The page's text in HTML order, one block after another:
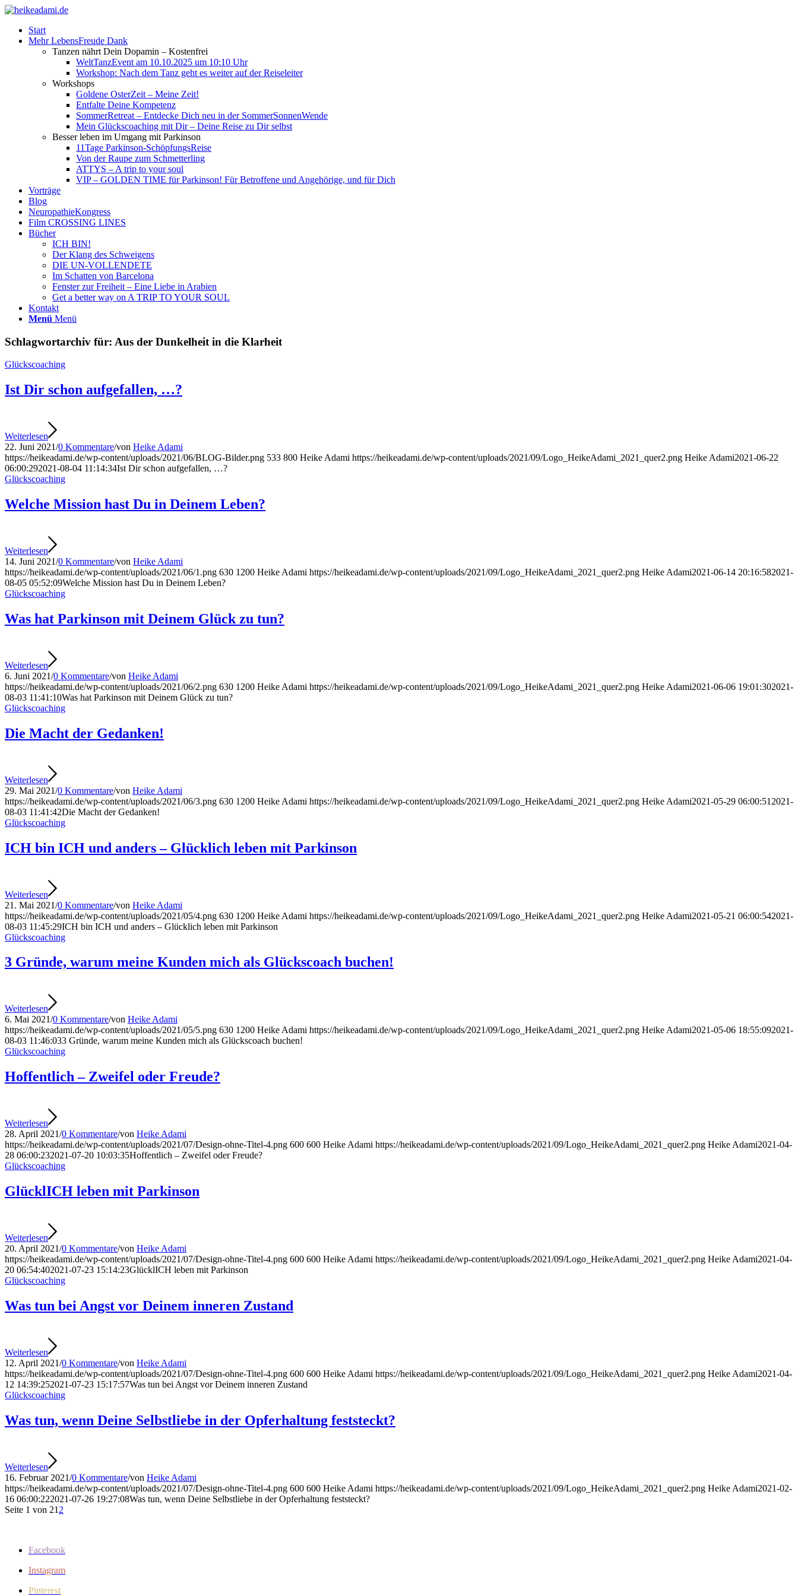
Start
Mehr LebensFreude Dank
Tanzen nährt Dein Dopamin – Kostenfrei
WeltTanzEvent am 10.10.2025 um 10:10 Uhr
Workshop: Nach dem Tanz geht es weiter auf der Reiseleiter
Workshops
Goldene OsterZeit – Meine Zeit!
Entfalte Deine Kompetenz
SommerRetreat – Entdecke Dich neu in der SommerSonnenWende
Mein Glückscoaching mit Dir – Deine Reise zu Dir selbst
Besser leben im Umgang mit Parkinson
11Tage Parkinson-SchöpfungsReise
Von der Raupe zum Schmetterling
ATTYS – A trip to your soul
VIP – GOLDEN TIME für Parkinson! Für Betroffene und Angehörige, und für Dich
Vorträge
Blog
NeuropathieKongress
Film CROSSING LINES
Bücher
ICH BIN!
Der Klang des Schweigens
DIE UN-VOLLENDETE
Im Schatten von Barcelona
Fenster zur Freiheit – Eine Liebe in Arabien
Get a better way on A TRIP TO YOUR SOUL
Kontakt
Menü Menü
Schlagwortarchiv für: Aus der Dunkelheit in die Klarheit
Glückscoaching
Ist Dir schon aufgefallen, …?
Weiterlesen
22. Juni 2021/0 Kommentare/von Heike Adami
https://heikeadami.de/wp-content/uploads/2021/06/BLOG-Bilder.png 533 800 Heike Adami https://heikeadami.de/wp-content/uploads/2021/09/Logo_HeikeAdami_2021_quer2.png Heike Adami2021-06-22
06:00:292021-08-04 11:14:34Ist Dir schon aufgefallen, …?
Glückscoaching
Welche Mission hast Du in Deinem Leben?
Weiterlesen
14. Juni 2021/0 Kommentare/von Heike Adami
https://heikeadami.de/wp-content/uploads/2021/06/1.png 630 1200 Heike Adami https://heikeadami.de/wp-content/uploads/2021/09/Logo_HeikeAdami_2021_quer2.png Heike Adami2021-06-14 20:16:582021-
08-05 05:52:09Welche Mission hast Du in Deinem Leben?
Glückscoaching
Was hat Parkinson mit Deinem Glück zu tun?
Weiterlesen
6. Juni 2021/0 Kommentare/von Heike Adami
https://heikeadami.de/wp-content/uploads/2021/06/2.png 630 1200 Heike Adami https://heikeadami.de/wp-content/uploads/2021/09/Logo_HeikeAdami_2021_quer2.png Heike Adami2021-06-06 19:01:302021-
08-03 11:41:10Was hat Parkinson mit Deinem Glück zu tun?
Glückscoaching
Die Macht der Gedanken!
Weiterlesen
29. Mai 2021/0 Kommentare/von Heike Adami
https://heikeadami.de/wp-content/uploads/2021/06/3.png 630 1200 Heike Adami https://heikeadami.de/wp-content/uploads/2021/09/Logo_HeikeAdami_2021_quer2.png Heike Adami2021-05-29 06:00:51 2021-
08-03 11:41:42Die Macht der Gedanken!
Glückscoaching
ICH bin ICH und anders – Glücklich leben mit Parkinson
Weiterlesen
21. Mai 2021/0 Kommentare/von Heike Adami
https://heikeadami.de/wp-content/uploads/2021/05/4.png 630 1200 Heike Adami https://heikeadami.de/wp-content/uploads/2021/09/Logo_HeikeAdami_2021_quer2.png Heike Adami2021-05-21 06:00:542021-
08-03 11:45:29ICH bin ICH und anders – Glücklich leben mit Parkinson
Glückscoaching
3 Gründe, warum meine Kunden mich als Glückscoach buchen!
Weiterlesen
6. Mai 2021/0 Kommentare/von Heike Adami
https://heikeadami.de/wp-content/uploads/2021/05/5.png 630 1200 Heike Adami https://heikeadami.de/wp-content/uploads/2021/09/Logo_HeikeAdami_2021_quer2.png Heike Adami2021-05-06 18:55:092021-
08-03 11:46:033 Gründe, warum meine Kunden mich als Glückscoach buchen!
Glückscoaching
Hoffentlich – Zweifel oder Freude?
Weiterlesen
28. April 2021/0 Kommentare/von Heike Adami
https://heikeadami.de/wp-content/uploads/2021/07/Design-ohne-Titel-4.png 600 600 Heike Adami https://heikeadami.de/wp-content/uploads/2021/09/Logo_HeikeAdami_2021_quer2.png Heike Adami2021-04-
28 06:00:232021-07-20 10:03:35Hoffentlich – Zweifel oder Freude?
Glückscoaching
GlücklICH leben mit Parkinson
Weiterlesen
20. April 2021/0 Kommentare/von Heike Adami
https://heikeadami.de/wp-content/uploads/2021/07/Design-ohne-Titel-4.png 600 600 Heike Adami https://heikeadami.de/wp-content/uploads/2021/09/Logo_HeikeAdami_2021_quer2.png Heike Adami2021-04-
20 06:54:402021-07-23 15:14:23GlücklICH leben mit Parkinson
Glückscoaching
Was tun bei Angst vor Deinem inneren Zustand
Weiterlesen
12. April 2021/0 Kommentare/von Heike Adami
https://heikeadami.de/wp-content/uploads/2021/07/Design-ohne-Titel-4.png 600 600 Heike Adami https://heikeadami.de/wp-content/uploads/2021/09/Logo_HeikeAdami_2021_quer2.png Heike Adami2021-04-
12 14:39:252021-07-23 15:17:57Was tun bei Angst vor Deinem inneren Zustand
Glückscoaching
Was tun, wenn Deine Selbstliebe in der Opferhaltung feststeckt?
Weiterlesen
16. Februar 2021/0 Kommentare/von Heike Adami
https://heikeadami.de/wp-content/uploads/2021/07/Design-ohne-Titel-4.png 600 600 Heike Adami https://heikeadami.de/wp-content/uploads/2021/09/Logo_HeikeAdami_2021_quer2.png Heike Adami2021-02-
16 06:00:222021-07-26 19:27:08Was tun, wenn Deine Selbstliebe in der Opferhaltung feststeckt?
Seite 1 von 21 2
Facebook
Instagram
Pinterest